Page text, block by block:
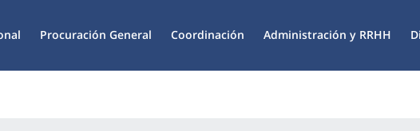
Procuración General Coordinación Administración y RRHH